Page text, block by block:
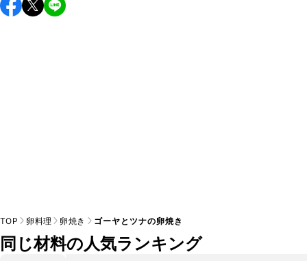
し上がりください。
TOP 卵料理 卵焼き ゴーヤとツナの卵焼き
同じ材料の人気ランキング